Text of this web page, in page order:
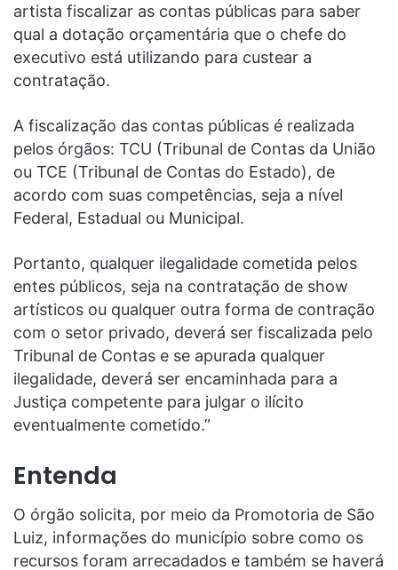
artista fiscalizar as contas públicas para saber
qual a dotação orçamentária que o chefe do
executivo está utilizando para custear a
contratação.
A fiscalização das contas públicas é realizada
pelos órgãos: TCU (Tribunal de Contas da União
ou TCE (Tribunal de Contas do Estado), de
acordo com suas competências, seja a nível
Federal, Estadual ou Municipal.
Portanto, qualquer ilegalidade cometida pelos
entes públicos, seja na contratação de show
artísticos ou qualquer outra forma de contração
com o setor privado, deverá ser fiscalizada pelo
Tribunal de Contas e se apurada qualquer
ilegalidade, deverá ser encaminhada para a
Justiça competente para julgar o ilícito
eventualmente cometido.”
Entenda
O órgão solicita, por meio da Promotoria de São
Luiz, informações do município sobre como os
recursos foram arrecadados e também se haverá